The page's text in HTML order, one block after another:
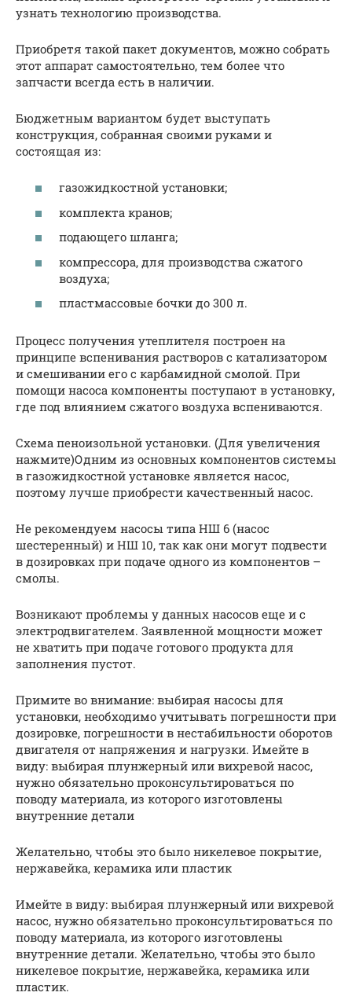
узнать технологию производства.
Приобретя такой пакет документов, можно собрать
этот аппарат самостоятельно, тем более что
запчасти всегда есть в наличии.
Бюджетным вариантом будет выступать
конструкция, собранная своими руками и
состоящая из:
газожидкостной установки;
комплекта кранов;
подающего шланга;
компрессора, для производства сжатого
воздуха;
пластмассовые бочки до 300 л.
Процесс получения утеплителя построен на
принципе вспенивания растворов с катализатором
и смешивании его с карбамидной смолой. При
помощи насоса компоненты поступают в установку,
где под влиянием сжатого воздуха вспениваются.
Схема пеноизольной установки. (Для увеличения
нажмите)Одним из основных компонентов системы
в газожидкостной установке является насос,
поэтому лучше приобрести качественный насос.
Не рекомендуем насосы типа НШ 6 (насос
шестеренный) и НШ 10, так как они могут подвести
в дозировках при подаче одного из компонентов –
смолы.
Возникают проблемы у данных насосов еще и с
электродвигателем. Заявленной мощности может
не хватить при подаче готового продукта для
заполнения пустот.
Примите во внимание: выбирая насосы для
установки, необходимо учитывать погрешности при
дозировке, погрешности в нестабильности оборотов
двигателя от напряжения и нагрузки. Имейте в
виду: выбирая плунжерный или вихревой насос,
нужно обязательно проконсультироваться по
поводу материала, из которого изготовлены
внутренние детали
Желательно, чтобы это было никелевое покрытие,
нержавейка, керамика или пластик
Имейте в виду: выбирая плунжерный или вихревой
насос, нужно обязательно проконсультироваться по
поводу материала, из которого изготовлены
внутренние детали. Желательно, чтобы это было
никелевое покрытие, нержавейка, керамика или
пластик.